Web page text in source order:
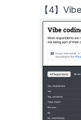
【4】